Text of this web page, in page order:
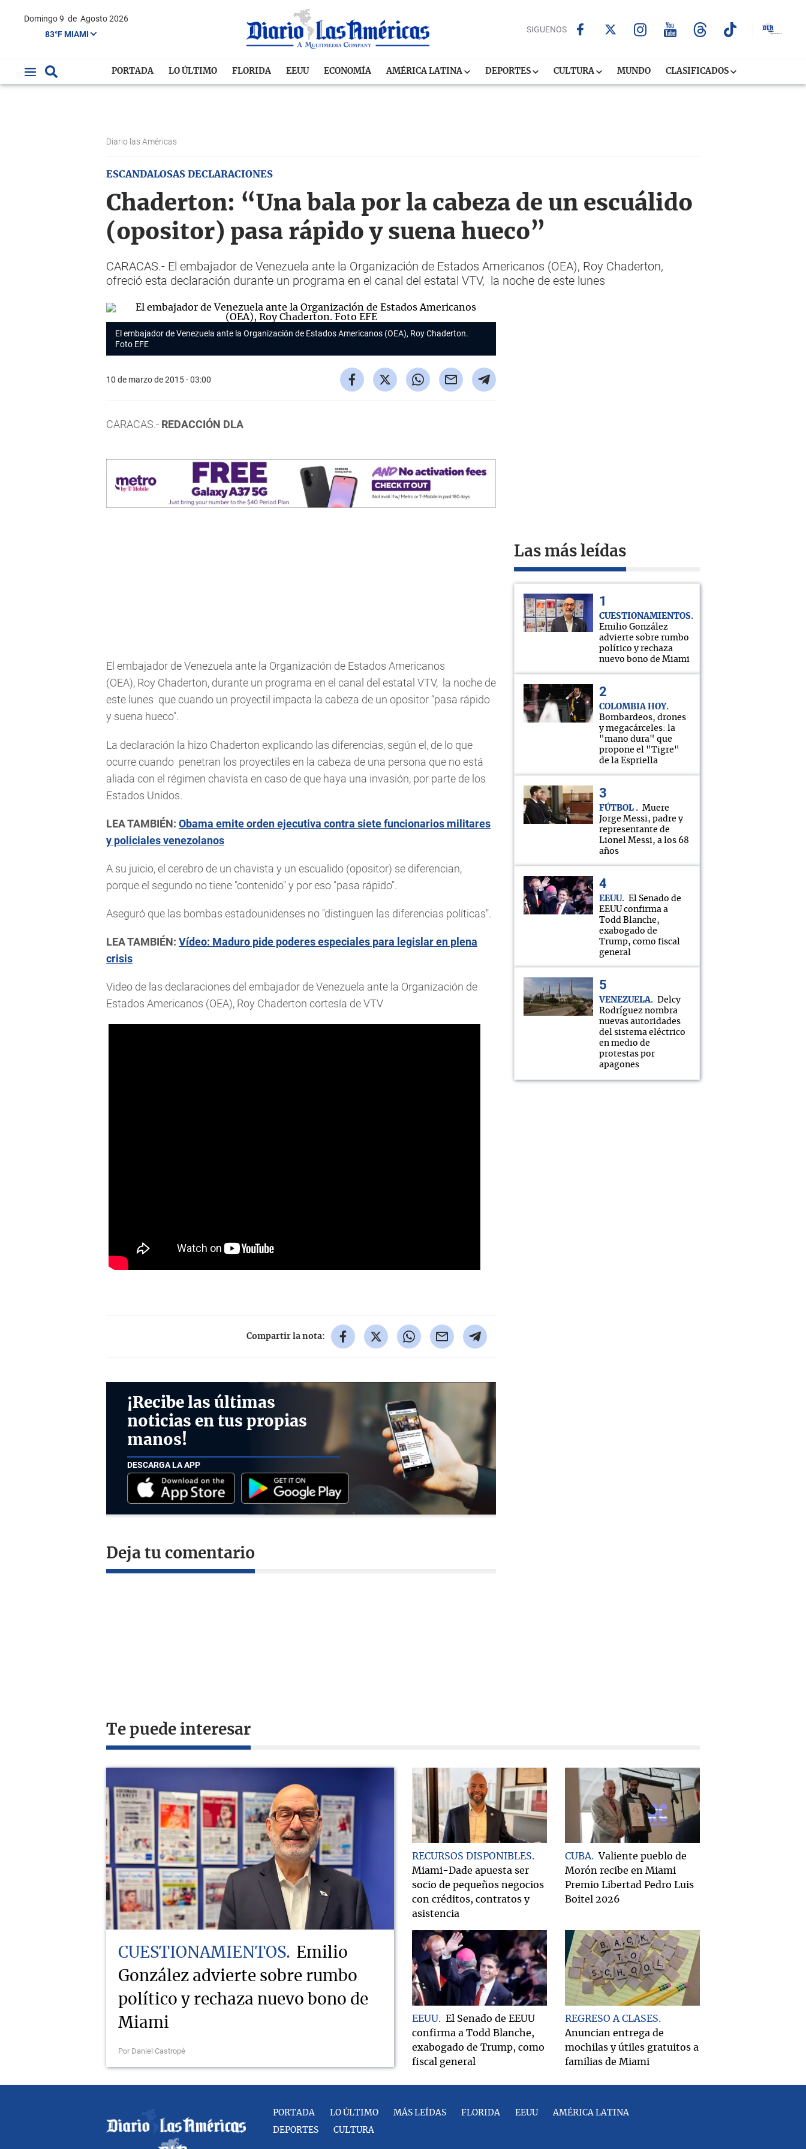
Domingo 9 de Agosto 2026
83°F MIAMI
SIGUENOS
PORTADA LO ÚLTIMO FLORIDA EEUU ECONOMÍA AMÉRICA LATINA DEPORTES CULTURA MUNDO CLASIFICADOS
Diario las Américas
ESCANDALOSAS DECLARACIONES
Chaderton: “Una bala por la cabeza de un escuálido
(opositor) pasa rápido y suena hueco”
CARACAS.- El embajador de Venezuela ante la Organización de Estados Americanos (OEA), Roy Chaderton,
ofreció esta declaración durante un programa en el canal del estatal VTV, la noche de este lunes
El embajador de Venezuela ante la Organización de Estados Americanos (OEA), Roy Chaderton.
Foto EFE
10 de marzo de 2015 - 03:00
CARACAS.- REDACCIÓN DLA
El embajador de Venezuela ante la Organización de Estados Americanos
(OEA), Roy Chaderton, durante un programa en el canal del estatal VTV, la noche de
este lunes que cuando un proyectil impacta la cabeza de un opositor “pasa rápido
y suena hueco".
La declaración la hizo Chaderton explicando las diferencias, según el, de lo que
ocurre cuando penetran los proyectiles en la cabeza de una persona que no está
aliada con el régimen chavista en caso de que haya una invasión, por parte de los
Estados Unidos.
LEA TAMBIÉN: Obama emite orden ejecutiva contra siete funcionarios militares
y policiales venezolanos
A su juicio, el cerebro de un chavista y un escualido (opositor) se diferencian,
porque el segundo no tiene "contenido" y por eso "pasa rápido".
Aseguró que las bombas estadounidenses no "distinguen las diferencias políticas".
LEA TAMBIÉN: Vídeo: Maduro pide poderes especiales para legislar en plena
crisis
Video de las declaraciones del embajador de Venezuela ante la Organización de
Estados Americanos (OEA), Roy Chaderton cortesía de VTV
Compartir la nota:
¡Recibe las últimas
noticias en tus propias
manos!
DESCARGA LA APP
Deja tu comentario
Las más leídas
CUESTIONAMIENTOS
Emilio González
advierte sobre rumbo
político y rechaza
nuevo bono de Miami
COLOMBIA HOY
Bombardeos, drones
y megacárceles: la
"mano dura" que
propone el "Tigre"
de la Espriella
FÚTBOL
Muere
Jorge Messi, padre y
representante de
Lionel Messi, a los 68
años
EEUU
El Senado de
EEUU confirma a
Todd Blanche,
exabogado de
Trump, como fiscal
general
VENEZUELA
Delcy
Rodríguez nombra
nuevas autoridades
del sistema eléctrico
en medio de
protestas por
apagones
Te puede interesar
CUESTIONAMIENTOS
Emilio
González advierte sobre rumbo
político y rechaza nuevo bono de
Miami
Por Daniel Castropé
RECURSOS DISPONIBLES
Miami-Dade apuesta ser
socio de pequeños negocios
con créditos, contratos y
asistencia
CUBA
Valiente pueblo de
Morón recibe en Miami
Premio Libertad Pedro Luis
Boitel 2026
EEUU
El Senado de EEUU
confirma a Todd Blanche,
exabogado de Trump, como
fiscal general
REGRESO A CLASES
Anuncian entrega de
mochilas y útiles gratuitos a
familias de Miami
PORTADA LO ÚLTIMO MÁS LEÍDAS FLORIDA EEUU AMÉRICA LATINA
DEPORTES CULTURA